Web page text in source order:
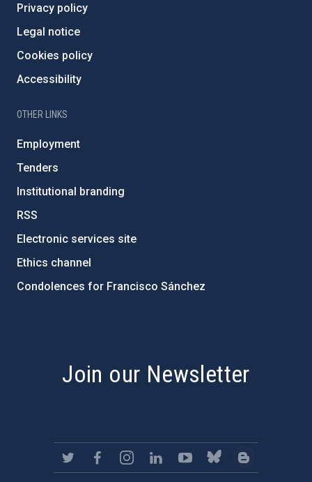
Privacy policy
Legal notice
Cookies policy
Accessibility
OTHER LINKS
Employment
Tenders
Institutional branding
RSS
Electronic services site
Ethics channel
Condolences for Francisco Sánchez
Join our Newsletter